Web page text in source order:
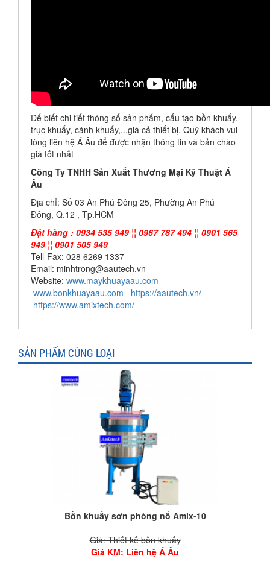
Để biết chi tiết thông số sản phẩm, cấu tạo bồn khuấy,
trục khuấy, cánh khuấy,...giá cả thiết bị. Quý khách vui
lòng liên hệ Á Âu để được nhận thông tin và bản chào
giá tốt nhất
Công Ty TNHH Sản Xuất Thương Mại Kỹ Thuật Á
Âu
Địa chỉ: Số 03 An Phú Đông 25, Phường An Phú
Đông, Q.12 , Tp.HCM
Đặt hàng : 0934 535 949 ¦¦ 0967 787 494 ¦¦ 0901 565
949 ¦¦ 0901 505 949
Tell-Fax: 028 6269 1337
Email: minhtrong@aautech.vn
Website: www.maykhuayaau.com
www.bonkhuayaau.com
https://aautech.vn/
https://www.amixtech.com/
SẢN PHẨM CÙNG LOẠI
Bồn khuấy sơn phòng nổ Amix-10
Giá: Thiết kế bồn khuấy
Giá KM: Liên hệ Á Âu